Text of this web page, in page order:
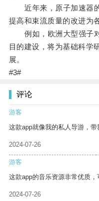
近年来，原子加速器的
提高和束流质量的改进为
例如，欧洲大型强子对
目的建设，将为基础科学
展。
#3#
评论
游客
这款app就像我的私人导游，带
2024-07-26
游客
这款app的音乐资源非常优质，
2024-07-26